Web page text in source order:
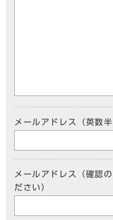
メールアドレス（英数半
メールアドレス（確認
ださい）